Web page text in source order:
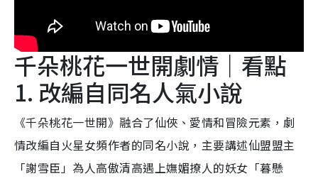
千朵桃花一世開劇情｜看點
1. 改編自同名人氣小說
《千朵桃花一世開》融合了仙俠、愛情和冒險元素，劇
情改編自火星女頻作者的同名小說，主要講述仙盟盟主
「謝雪臣」為人高傲清高遇上嫵媚撩人的妖女「暮懸